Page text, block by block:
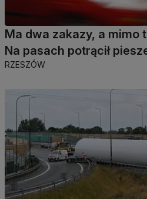
Ma dwa zakazy, a mimo
Na pasach potrącił
RZESZÓW